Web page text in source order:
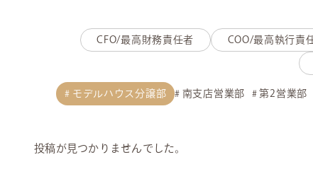
CFO/最高財務責任者 COO/最高執行責
モデルハウス分譲部 南支店営業部 第2営業部
投稿が見つかりませんでした。